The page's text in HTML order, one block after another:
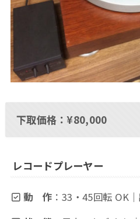
下取価格：¥80,000
レコードプレーヤー
動 作 ：33・45回転 OK